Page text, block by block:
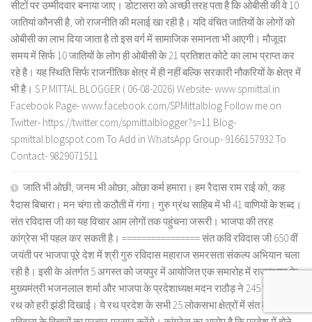
सीटों पर उम्मीदवार बनाया जाए। डोटासरा को अच्छी तरह पता है कि ओबीसी की वे 10
जातियां कौनसी है, जो राजनीति की मलाई खा रही है। यदि वंचित जातियों के लोगों को
ओबीसी का लाभ दिया जाता है तो इस वर्ग में सामाजिक समानता भी आएगी। मौजूदा
समय में सिर्फ 10 जातियों के लोग ही ओबीसी के 21 प्रतिशत कोटे का लाभ प्राप्त कर
रहे है। यह स्थिति सिर्फ राजनीतिक क्षेत्र में ही नहीं बल्कि सरकारी नौकरियों के क्षेत्र में
भी है। S.P.MITTAL BLOGGER ( 06-08-2026) Website- www.spmittal.in
Facebook Page- www.facebook.com/SPMittalblog Follow me on
Twitter- https://twitter.com/spmittalblogger?s=11 Blog-
spmittal.blogspot.com To Add in WhatsApp Group- 9166157932 To
Contact- 9829071511
जाति भी ओछी, जनम भी ओछा, ओछा कर्म हमारा। हम रैदास राम राई को, कह
रैदास बिचारा। मन चंगा तो कठौती में गंगा। गुरु ग्रंथ साहिब में भी 41 वाणियों के शब्द।
संत रविदास जी का यह विचार आम लोगों तक पहुंचना जरूरी। भाजपा की तरह
कांग्रेस भी पहल कर सकती है। ================ संत कवि रविदास जी 650 वीं
जयंती पर भाजपा पूरे देश में श्री गुरु रविदास महाराज समरसता संकल्प अभियान चला
रही है। इसी के अंतर्गत 5 अगस्त को जयपुर में आयोजित एक समारोह में राजस्थान के
मुख्यमंत्री भजनलाल शर्मा और भाजपा के प्रदेशाध्यक्ष मदन राठौड़ ने 245 रज कलश
रथ को हरी झंडी दिखाई। ये रथ प्रदेश के सभी 25 लोकसभा क्षेत्रों में संत कवि